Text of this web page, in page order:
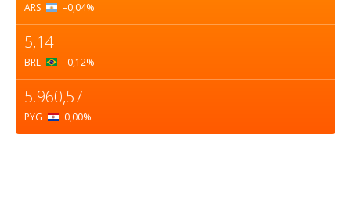
ARS –0,04%
5,14
BRL –0,12%
5.960,57
PYG 0,00%